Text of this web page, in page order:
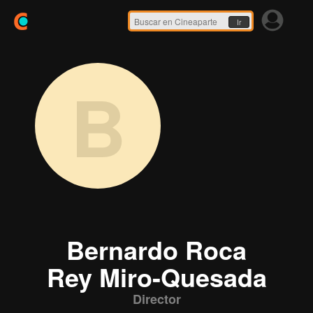
Ir
B
Bernardo Roca
Rey Miro-Quesada
Director